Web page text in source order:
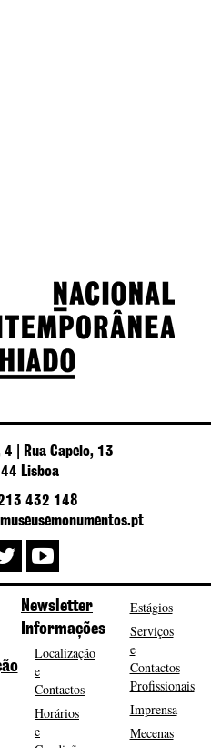
4 | Rua Capelo, 13
Lisboa
432 148
Newsletter
Informações
Localização
e
Contactos
Horários
e
Estágios
Serviços
e
Contactos
Profissionais
Imprensa
Mecenas